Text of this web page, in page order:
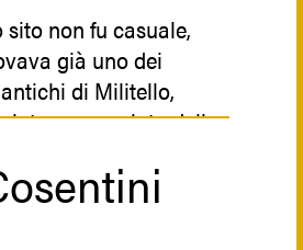
non fu casuale,
già uno dei
di Militello,
come cripta dello
tardo-antico e
all’abitato